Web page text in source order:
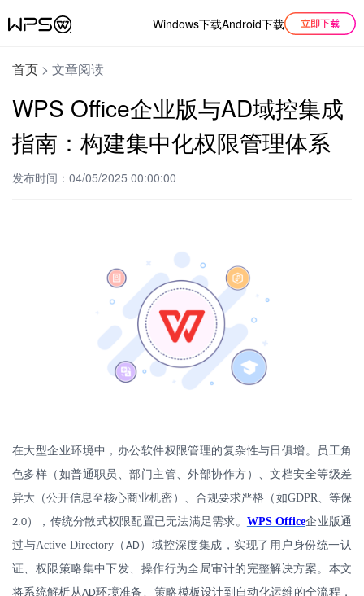
Windows下载Android下载
首页 > 文章阅读
WPS Office企业版与AD域控集成
指南：构建集中化权限管理体系
发布时间：04/05/2025 00:00:00
在大型企业环境中，办公软件权限管理的复杂性与日俱增。员工角
色多样（如普通职员、部门主管、外部协作方）、文档安全等级差
异大（公开信息至核心商业机密）、合规要求严格（如GDPR 、等保
2.0），传统分散式权限配置已无法满足需求。 WPS Office企业版通
过与Active Directory（ AD）域控深度集成，实现了用户身份统一认
证、权限策略集中下发、操作行为全局审计的完整解决方案。本文
将系统解析从AD环境准备、策略模板设计到自动化运维的全流程，